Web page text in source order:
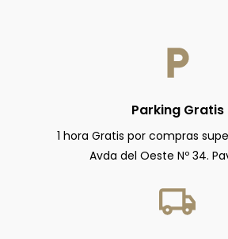
Parking Gratis
1 hora Gratis por compras
Avda del Oeste Nº 34.